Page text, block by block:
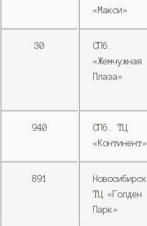
«Макси»
30
СПб.
«Жемчужная
Плаза»
940
СПб. ТЦ
«Континент»
891
ТЦ «Голден
Парк»